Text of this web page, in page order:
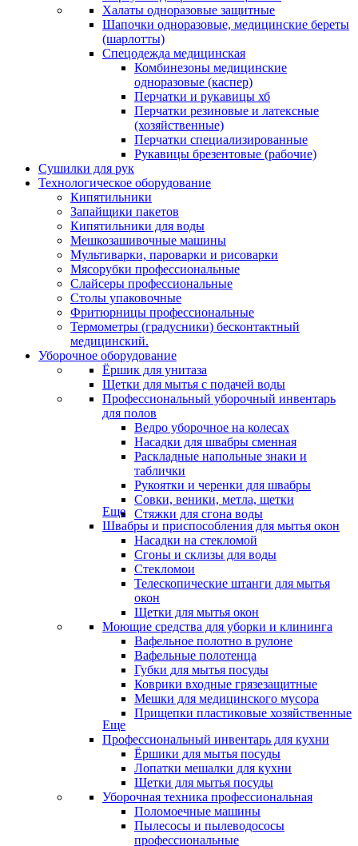
Халаты одноразовые защитные
Шапочки одноразовые, медицинские береты
(шарлотты)
Спецодежда медицинская
Комбинезоны медицинские
одноразовые (каспер)
Перчатки и рукавицы хб
Перчатки резиновые и латексные
(хозяйственные)
Перчатки специализированные
Рукавицы брезентовые (рабочие)
Сушилки для рук
Технологическое оборудование
Кипятильники
Запайщики пакетов
Кипятильники для воды
Мешкозашивочные машины
Мультиварки, пароварки и рисоварки
Мясорубки профессиональные
Слайсеры профессиональные
Столы упаковочные
Фритюрницы профессиональные
Термометры (градусники) бесконтактный
медицинский.
Уборочное оборудование
Ёршик для унитаза
Щетки для мытья с подачей воды
Профессиональный уборочный инвентарь
для полов
Ведро уборочное на колесах
Насадки для швабры сменная
Раскладные напольные знаки и
таблички
Рукоятки и черенки для швабры
Совки, веники, метла, щетки
Стяжки для сгона воды
Еще
Швабры и приспособления для мытья окон
Насадки на стекломой
Сгоны и склизы для воды
Стекломои
Телескопические штанги для мытья
окон
Щетки для мытья окон
Моющие средства для уборки и клининга
Вафельное полотно в рулоне
Вафельные полотенца
Губки для мытья посуды
Коврики входные грязезащитные
Мешки для медицинского мусора
Прищепки пластиковые хозяйственные
Еще
Профессиональный инвентарь для кухни
Ёршики для мытья посуды
Лопатки мешалки для кухни
Щетки для мытья посуды
Уборочная техника профессиональная
Поломоечные машины
Пылесосы и пылеводососы
профессиональные